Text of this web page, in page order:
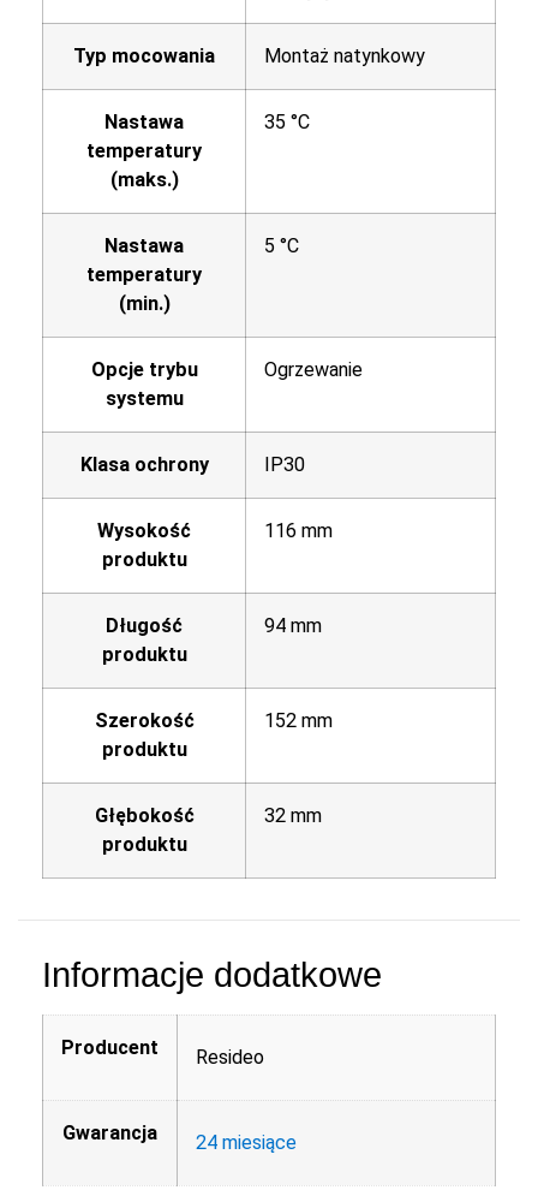
Typ mocowania Montaż natynkowy
Nastawa
temperatury
(maks.)
35 °C
Nastawa
temperatury
(min.)
5 °C
Opcje trybu
systemu
Ogrzewanie
Klasa ochrony IP30
Wysokość
produktu
116 mm
Długość
produktu
94 mm
Szerokość
produktu
152 mm
Głębokość
produktu
32 mm
Informacje dodatkowe
Producent Resideo
Gwarancja 24 miesiące